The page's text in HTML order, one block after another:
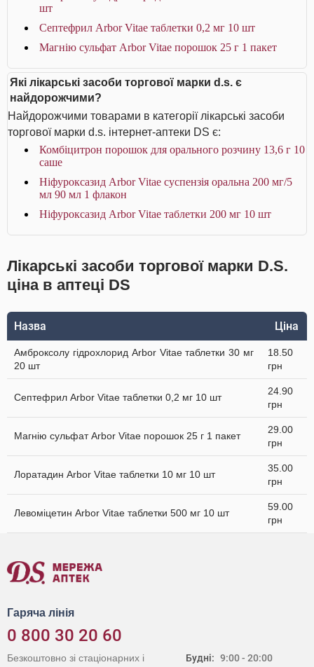
шт
Септефрил Arbor Vitae таблетки 0,2 мг 10 шт
Магнію сульфат Arbor Vitae порошок 25 г 1 пакет
Які лікарські засоби торгової марки d.s. є
найдорожчими?
Найдорожчими товарами в категорії лікарські засоби
торгової марки d.s. інтернет-аптеки DS є:
Комбіцитрон порошок для орального розчину 13,6 г 10
саше
Ніфуроксазид Arbor Vitae суспензія оральна 200 мг/5
мл 90 мл 1 флакон
Ніфуроксазид Arbor Vitae таблетки 200 мг 10 шт
Лікарські засоби торгової марки D.S.
ціна в аптеці DS
Назва Ціна
Амброксолу гідрохлорид Arbor Vitae таблетки 30 мг
20 шт
18.50
грн
Септефрил Arbor Vitae таблетки 0,2 мг 10 шт
24.90
грн
Магнію сульфат Arbor Vitae порошок 25 г 1 пакет
29.00
грн
Лоратадин Arbor Vitae таблетки 10 мг 10 шт
35.00
грн
Левоміцетин Arbor Vitae таблетки 500 мг 10 шт
59.00
грн
Гаряча лінія
0 800 30 20 60
Будні: 9:00 - 20:00
Безкоштовно зі стаціонарних і